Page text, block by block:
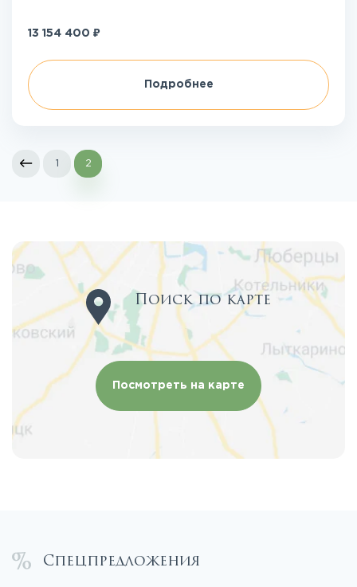
13 154 400 ₽
Подробнее
1 2
Поиск по карте
Посмотреть на карте
Спецпредложения